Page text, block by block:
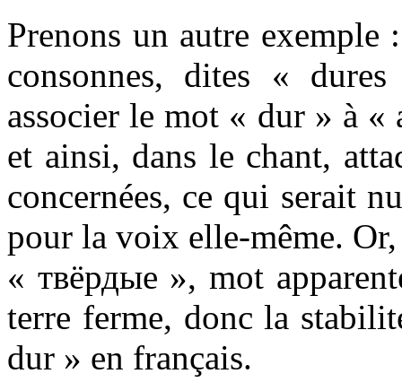
Prenons un autre exemple
consonnes, dites «
associer le mot « dur » à
et ainsi, dans le chant,
concernées, ce qui serait
pour la voix elle-même. Or,
« твёрдые », mot
terre ferme, donc la
dur » en français.